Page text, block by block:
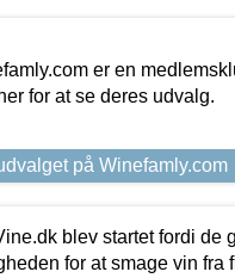
er en
for at se deres udvalg.
på Winefamly.com
blev startet fordi de
for at smage vin